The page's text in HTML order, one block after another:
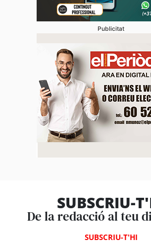
Publicitat
SUBSCRIU-
De la redacció al teu
SUBSCRIU-T'HI